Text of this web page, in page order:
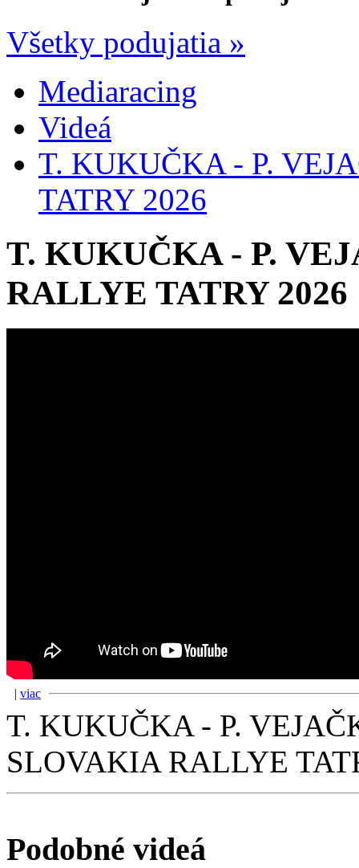
Všetky podujatia »
Mediaracing
Videá
T. KUKUČKA - P.
TATRY 2026
T. KUKUČKA - P.
RALLYE TATRY 2026
| viac
T. KUKUČKA - P.
SLOVAKIA RALLYE
Podobné videá